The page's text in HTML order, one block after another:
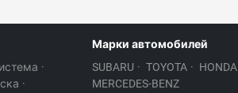
·
·
Марки автомобилей
SUBARU · TOYOTA · HONDA
MERCEDES-BENZ